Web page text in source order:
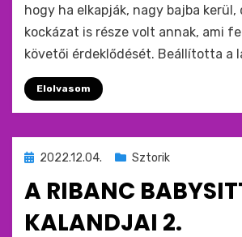
hogy ha elkapják, nagy bajba kerül,
kockázat is része volt annak, ami
követői érdeklődését. Beállította a
Elolvasom
Beküldve
:
2022.12.04. Sztorik
A RIBANC
KALANDJAI 2.